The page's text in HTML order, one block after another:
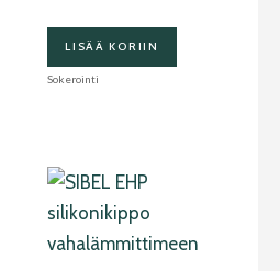
LISÄÄ KORIIN
Sokerointi